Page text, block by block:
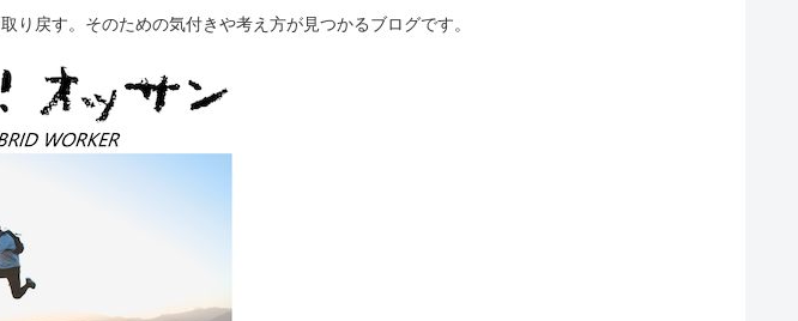
戻す。そのための気付きや考え方が見つかるブログです。